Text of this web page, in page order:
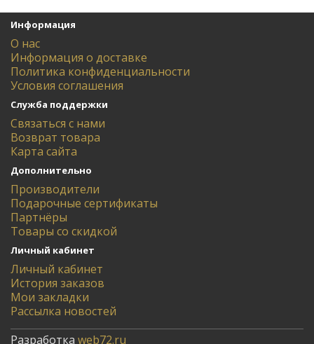
Информация
О нас
Информация о доставке
Политика конфиденциальности
Условия соглашения
Служба поддержки
Связаться с нами
Возврат товара
Карта сайта
Дополнительно
Производители
Подарочные сертификаты
Партнёры
Товары со скидкой
Личный кабинет
Личный кабинет
История заказов
Мои закладки
Рассылка новостей
Разработка web72.ru